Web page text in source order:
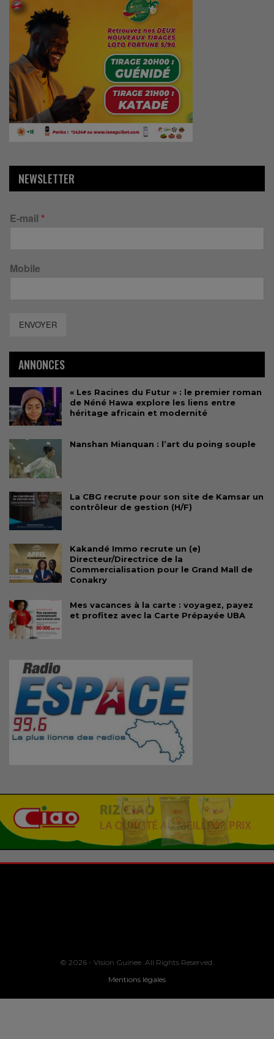
NEWSLETTER
E-mail *
Mobile
ENVOYER
ANNONCES
« Les Racines du Futur » : le premier roman
de Néné Hawa explore les liens entre
héritage africain et modernité
Nanshan Mianquan : l’art du poing souple
La CBG recrute pour son site de Kamsar un
contrôleur de gestion (H/F)
Kakandé Immo recrute un (e)
Directeur/Directrice de la
Commercialisation pour le Grand Mall de
Conakry
Mes vacances à la carte : voyagez, payez
et profitez avec la Carte Prépayée UBA
© 2026 - Vision Guinee. All Rights Reserved.
Mentions légales